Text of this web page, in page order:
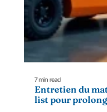
7 min read
Entretien du
list pour